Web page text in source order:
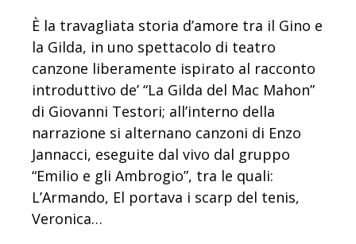
È la travagliata storia d’amore tra il Gino e
la Gilda, in uno spettacolo di teatro
canzone liberamente ispirato al racconto
introduttivo de’ “La Gilda del Mac Mahon”
di Giovanni Testori; all’interno della
narrazione si alternano canzoni di Enzo
Jannacci, eseguite dal vivo dal gruppo
“Emilio e gli Ambrogio”, tra le quali:
L’Armando, El portava i scarp del tenis,
Veronica…